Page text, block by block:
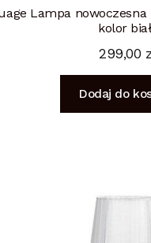
Lampa
kolor
299,00
Dodaj do